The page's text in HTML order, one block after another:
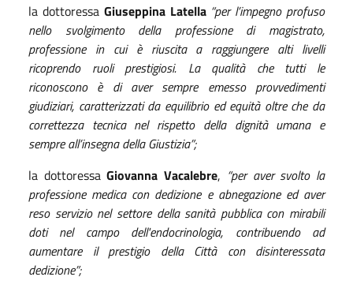
la dottoressa Giuseppina Latella “per l’impegno profuso
nello svolgimento della professione di magistrato,
professione in cui è riuscita a raggiungere alti livelli
ricoprendo ruoli prestigiosi. La qualità che tutti le
riconoscono è di aver sempre emesso provvedimenti
giudiziari, caratterizzati da equilibrio ed equità oltre che da
correttezza tecnica nel rispetto della dignità umana e
sempre all’insegna della Giustizia”;
la dottoressaGiovanna Vacalebre, “per aver svolto la
professione medica con dedizione e abnegazione ed aver
reso servizio nel settore della sanità pubblica con mirabili
doti nel campo dell'endocrinologia, contribuendo ad
aumentare il prestigio della Città con disinteressata
dedizione”;